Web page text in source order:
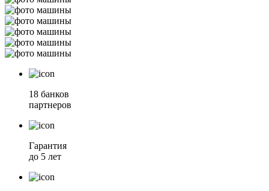
18 банков
партнеров
Гарантия
до 5 лет